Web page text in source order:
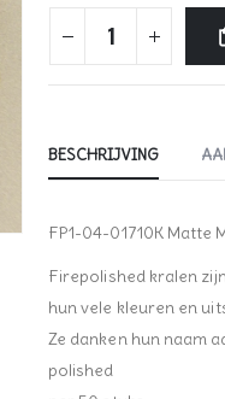
BESCHRIJVING
FP1-04-01710K Matte
Firepolished kralen
hun vele kleuren en
Ze danken hun naam
polished